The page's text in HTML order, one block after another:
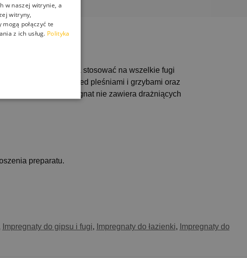
Impregnat można stosować na wszelkie fugi
ochronę przed pleśniami i grzybami oraz
i balkonach. Impregnat nie zawiera drażniących
preparatu.
Impregnaty do gipsu i fugi, Impregnaty do łazienki, Impregnaty do
w naszej witrynie, a
witryny,
połączyć te
z ich usług. Polityka